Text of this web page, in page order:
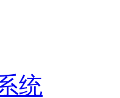
统